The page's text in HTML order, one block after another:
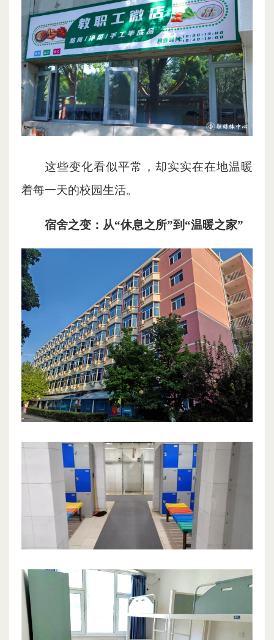
这些变化看似平常，却实实在在地温暖
着每一天的校园生活。
宿舍之变：从“休息之所”到“温暖之家”